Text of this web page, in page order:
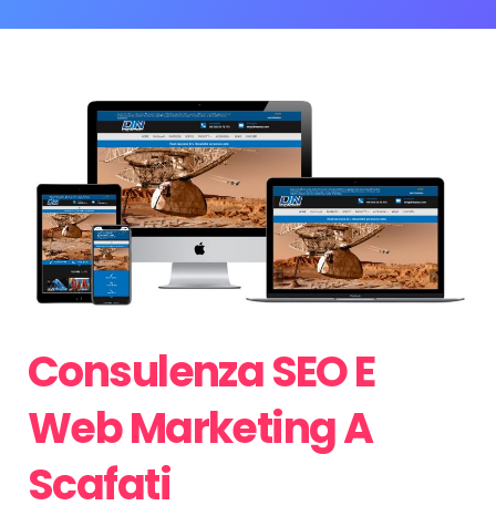
Consulenza SEO E
Web Marketing A
Scafati